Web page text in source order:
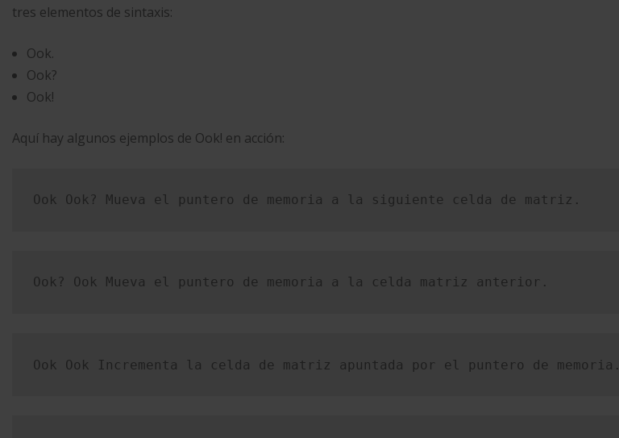
tres elementos de sintaxis:
Ook.
Ook?
Ook!
Aquí hay algunos ejemplos de Ook! en acción:
Ook Ook? Mueva el puntero de memoria a la siguiente celda de matriz.
Ook? Ook Mueva el puntero de memoria a la celda matriz anterior.
Ook Ook Incrementa la celda de matriz apuntada por el puntero de memoria.